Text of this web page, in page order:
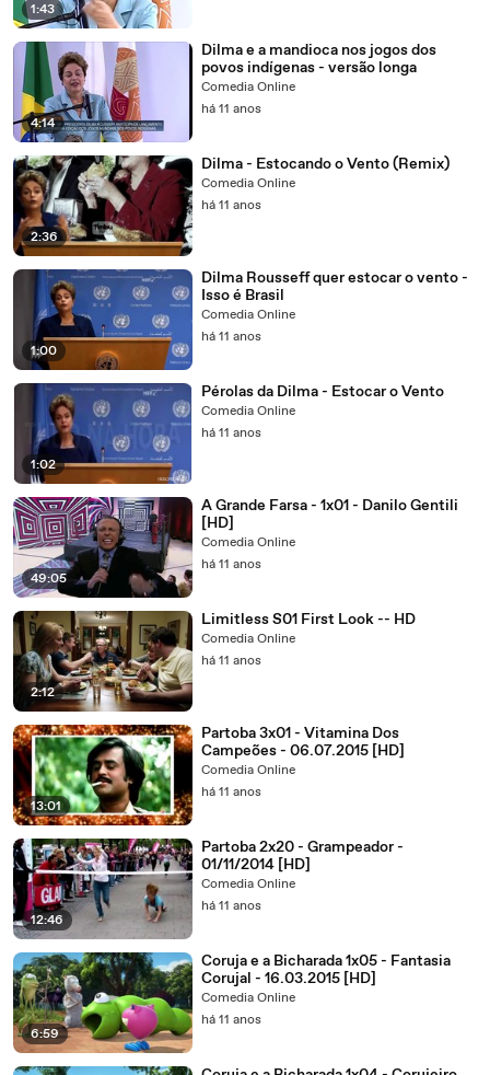
1:43
4:14
Dilma e a mandioca nos jogos dos
povos indígenas - versão longa
Comedia Online
há 11 anos
2:36
Dilma - Estocando o Vento (Remix)
Comedia Online
há 11 anos
1:00
Dilma Rousseff quer estocar o vento -
Isso é Brasil
Comedia Online
há 11 anos
1:02
Pérolas da Dilma - Estocar o Vento
Comedia Online
há 11 anos
49:05
A Grande Farsa - 1x01 - Danilo Gentili
[HD]
Comedia Online
há 11 anos
2:12
Limitless S01 First Look -- HD
Comedia Online
há 11 anos
13:01
Partoba 3x01 - Vitamina Dos
Campeões - 06.07.2015 [HD]
Comedia Online
há 11 anos
12:46
Partoba 2x20 - Grampeador -
01/11/2014 [HD]
Comedia Online
há 11 anos
6:59
Coruja e a Bicharada 1x05 - Fantasia
Corujal - 16.03.2015 [HD]
Comedia Online
há 11 anos